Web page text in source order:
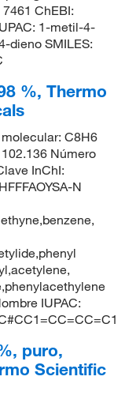
ChEBI:
1-metil-4-
dieno SMILES:
%, Thermo
C8H6
Número
InChI:
N
IUPAC:
puro,
Scientific